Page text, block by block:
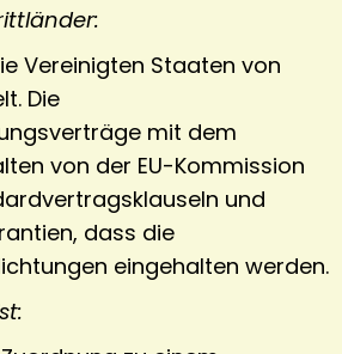
Vereinigten Staaten von
Die
mit dem
von der EU-Kommission
und
dass die
eingehalten werden.